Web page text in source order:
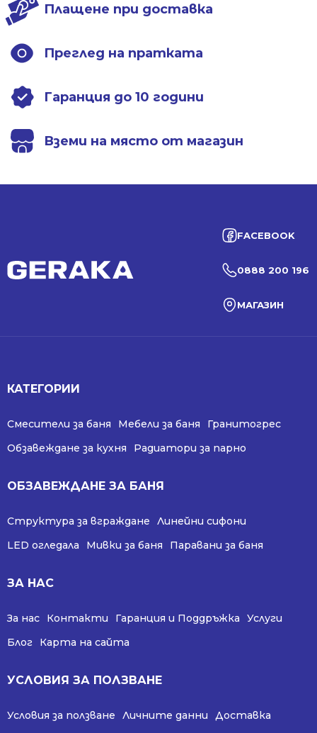
Плащене при доставка
Преглед на пратката
Гаранция до 10 години
Вземи на място от магазин
FACEBOOK
0888 200 196
МАГАЗИН
КАТЕГОРИИ
Смесители за баня Мебели за баня
Гранитогрес
Обзавеждане за кухня
Радиатори за парно
ОБЗАВЕЖДАНЕ ЗА БАНЯ
Структура за вграждане
Линейни сифони
LED огледала
Мивки за баня Паравани за баня
ЗА НАС
За нас Контакти Гаранция и Поддръжка
Услуги
Блог
Карта на сайта
УСЛОВИЯ ЗА ПОЛЗВАНЕ
Условия за ползване Личните данни
Доставка